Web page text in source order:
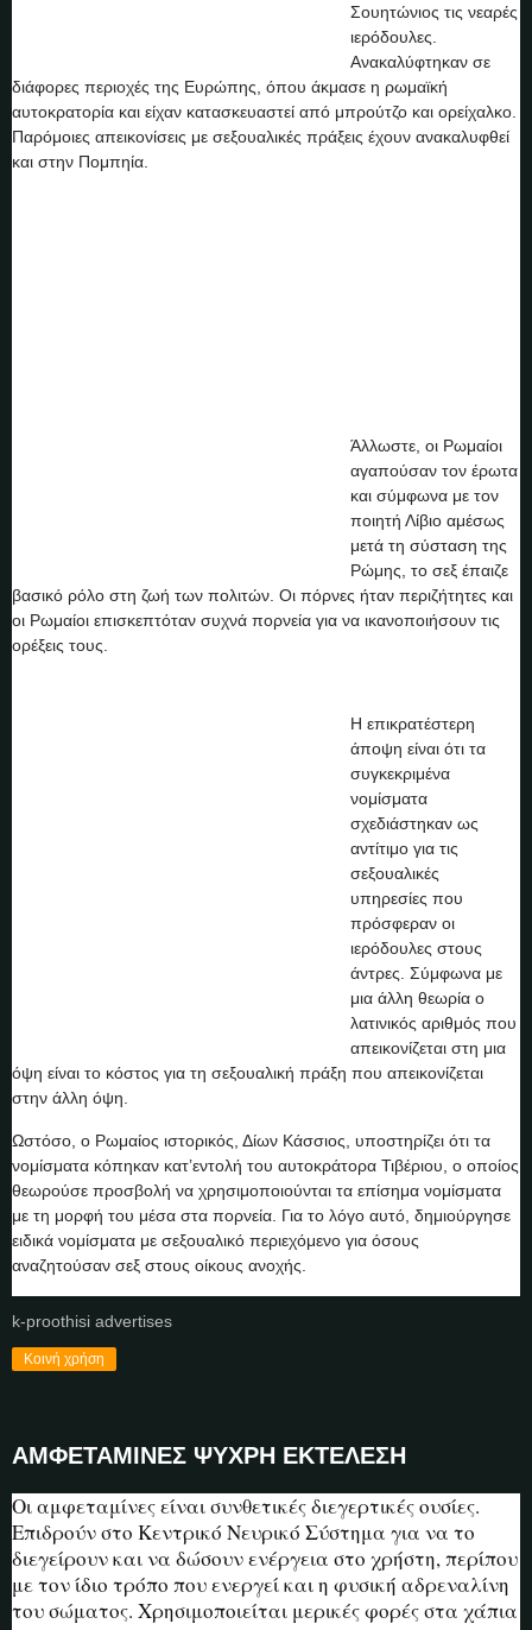
Σουητώνιος τις νεαρές
ιερόδουλες.
Ανακαλύφτηκαν σε
διάφορες περιοχές της Ευρώπης, όπου άκμασε η ρωμαϊκή
αυτοκρατορία και είχαν κατασκευαστεί από μπρούτζο και ορείχαλκο.
Παρόμοιες απεικονίσεις με σεξουαλικές πράξεις έχουν ανακαλυφθεί
και στην Πομπηία.
Άλλωστε, οι Ρωμαίοι
αγαπούσαν τον έρωτα
και σύμφωνα με τον
ποιητή Λίβιο αμέσως
μετά τη σύσταση της
Ρώμης, το σεξ έπαιζε
βασικό ρόλο στη ζωή των πολιτών. Οι πόρνες ήταν περιζήτητες και
οι Ρωμαίοι επισκεπτόταν συχνά πορνεία για να ικανοποιήσουν τις
ορέξεις τους.
Η επικρατέστερη
άποψη είναι ότι τα
συγκεκριμένα
νομίσματα
σχεδιάστηκαν ως
αντίτιμο για τις
σεξουαλικές
υπηρεσίες που
πρόσφεραν οι
ιερόδουλες στους
άντρες. Σύμφωνα με
μια άλλη θεωρία ο
λατινικός αριθμός που
απεικονίζεται στη μια
όψη είναι το κόστος για τη σεξουαλική πράξη που απεικονίζεται
στην άλλη όψη.
Ωστόσο, ο Ρωμαίος ιστορικός, Δίων Κάσσιος, υποστηρίζει ότι τα
νομίσματα κόπηκαν κατ’εντολή του αυτοκράτορα Τιβέριου, ο οποίος
θεωρούσε προσβολή να χρησιμοποιούνται τα επίσημα νομίσματα
με τη μορφή του μέσα στα πορνεία. Για το λόγο αυτό, δημιούργησε
ειδικά νομίσματα με σεξουαλικό περιεχόμενο για όσους
αναζητούσαν σεξ στους οίκους ανοχής.
k-proothisi advertises
Κοινή χρήση
ΑΜΦΕΤΑΜΙΝΕΣ ΨΥΧΡΗ ΕΚΤΕΛΕΣΗ
Οι αμφεταμίνες είναι συνθετικές διεγερτικές ουσίες.
Επιδρούν στο Κεντρικό Νευρικό Σύστημα για να το
διεγείρουν και να δώσουν ενέργεια στο χρήστη, περίπου
με τον ίδιο τρόπο που ενεργεί και η φυσική αδρεναλίνη
του σώματος. Χρησιμοποιείται μερικές φορές στα χάπια